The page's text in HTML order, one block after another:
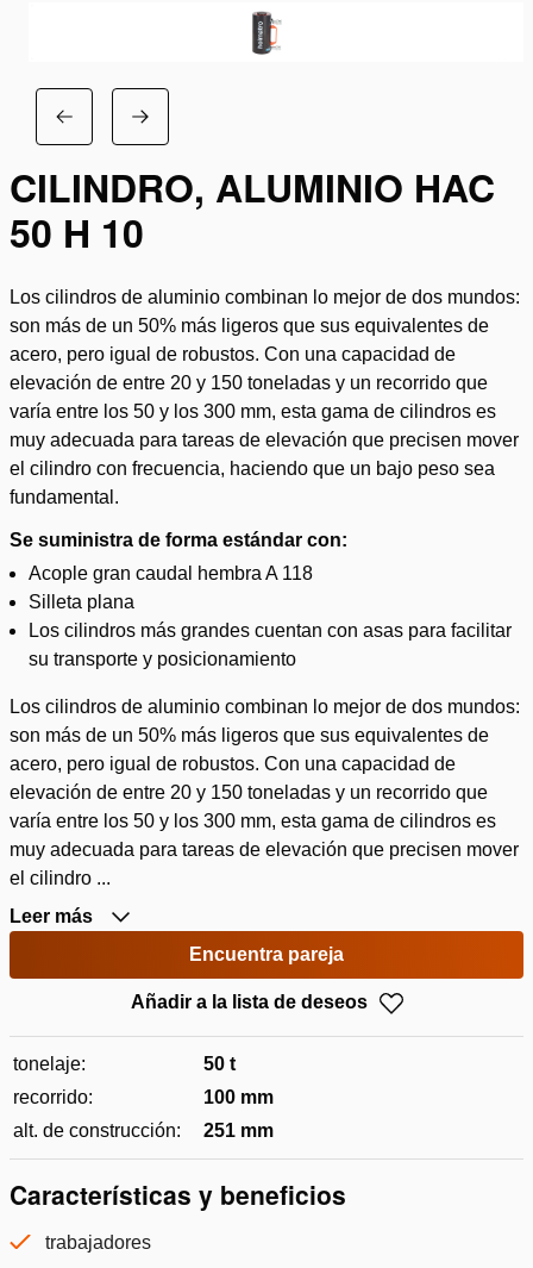
CILINDRO, ALUMINIO HAC
50 H 10
Los cilindros de aluminio combinan lo mejor de dos mundos:
son más de un 50% más ligeros que sus equivalentes de
acero, pero igual de robustos. Con una capacidad de
elevación de entre 20 y 150 toneladas y un recorrido que
varía entre los 50 y los 300 mm, esta gama de cilindros es
muy adecuada para tareas de elevación que precisen mover
el cilindro con frecuencia, haciendo que un bajo peso sea
fundamental.
Se suministra de forma estándar con:
Acople gran caudal hembra A 118
Silleta plana
Los cilindros más grandes cuentan con asas para facilitar
su transporte y posicionamiento
Los cilindros de aluminio combinan lo mejor de dos mundos:
son más de un 50% más ligeros que sus equivalentes de
acero, pero igual de robustos. Con una capacidad de
elevación de entre 20 y 150 toneladas y un recorrido que
varía entre los 50 y los 300 mm, esta gama de cilindros es
muy adecuada para tareas de elevación que precisen mover
el cilindro ...
Leer más
Encuentra pareja
Añadir a la lista de deseos
tonelaje:
50 t
recorrido:
100 mm
alt. de construcción:
251 mm
Características y beneficios
trabajadores